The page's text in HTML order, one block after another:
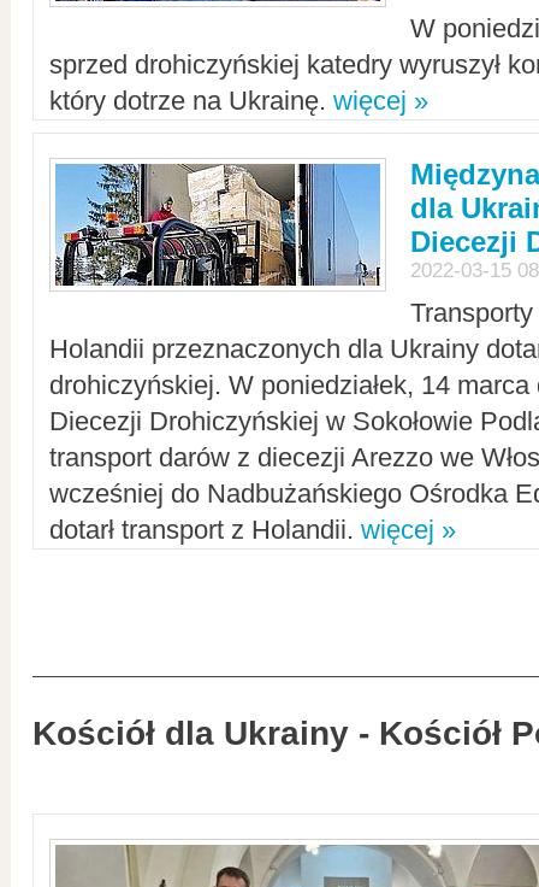
W
sprzed drohiczyńskiej katedry wyruszył
który dotrze na Ukrainę. więcej »
dla
Diecezji
2022-03-15
Holandii przeznaczonych dla Ukrainy
drohiczyńskiej. W poniedziałek, 14
Diecezji Drohiczyńskiej w Sokołowie
transport darów z diecezji Arezzo we
wcześniej do Nadbużańskiego Ośrodka
dotarł transport z Holandii. więcej »
Kościół dla Ukrainy - Kościół